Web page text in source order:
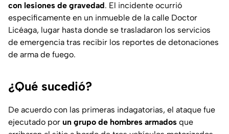
con lesiones de gravedad. El incidente ocurrió
específicamente en un inmueble de la calle Doctor
Licéaga, lugar hasta donde se trasladaron los servicios
de emergencia tras recibir los reportes de detonaciones
de arma de fuego.
¿Qué sucedió?
De acuerdo con las primeras indagatorias, el ataque fue
ejecutado por un grupo de hombres armados que